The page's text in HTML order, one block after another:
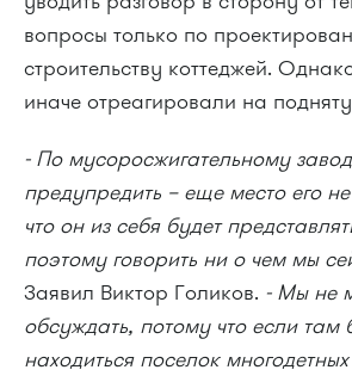
вопросы только по
строительству коттеджей.
иначе отреагировали на
- По мусоросжигательному
предупредить – еще место его
что он из себя будет
поэтому говорить ни о чем мы
Заявил Виктор Голиков. - Мы не
обсуждать, потому что если там
находиться поселок